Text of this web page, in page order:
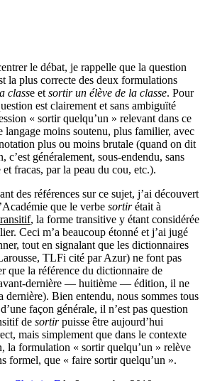
le débat, je rappelle que la question
la plus correcte des deux formulations
classe et sortir un élève de la classe. Pour
est clairement et sans ambiguïté
« sortir quelqu’un » relevant dans ce
langage moins soutenu, plus familier, avec
plus ou moins brutale (quand on dit
c’est généralement, sous-endendu, sans
fracas, par la peau du cou, etc.).
des références sur ce sujet, j’ai découvert
que le verbe sortirétait à
, la forme transitive y étant considérée
Ceci m’a beaucoup étonné et j’ai jugé
tout en signalant que les dictionnaires
TLFi cité par Azur) ne font pas
que la référence du dictionnaire de
dernière — huitième — édition, il ne
dernière). Bien entendu, nous sommes tous
façon générale, il n’est pas question
de sortirpuisse être aujourd’hui
mais simplement que dans le contexte
la formulation « sortir quelqu’un » relève
formel, que « faire sortir quelqu’un ».